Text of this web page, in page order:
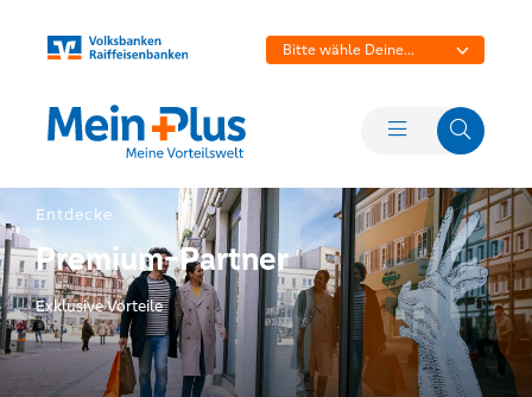
Bitte wähle Deine
Entdecke
Premium-Partner
Exklusive Vorteile